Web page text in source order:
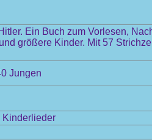
Ein Buch zum Vorlesen,
größere Kinder. Mit 57
Jungen
Kinderlieder